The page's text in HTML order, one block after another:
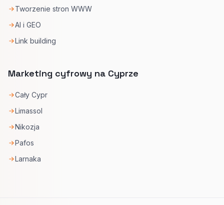
Tworzenie stron WWW
AI i GEO
Link building
Marketing cyfrowy na Cyprze
Cały Cypr
Limassol
Nikozja
Pafos
Larnaka